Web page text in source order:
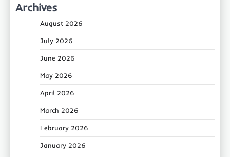
Archives
August 2026
July 2026
June 2026
May 2026
April 2026
March 2026
February 2026
January 2026